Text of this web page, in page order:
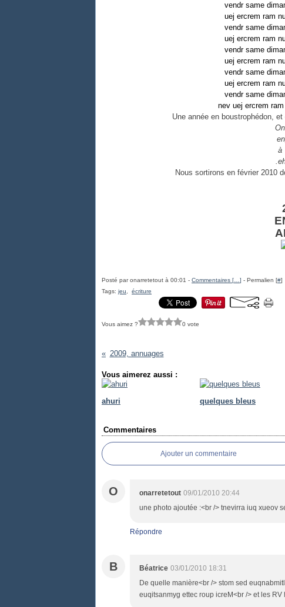
vendr same
uej ercrem ram
vendr same
uej ercrem ram
vendr same
uej ercrem ram
vendr same
uej ercrem ram
vendr same
nev uej ercrem
Une année en boustrophédon,
à
Nous sortirons en février 2010
Posté par onarretetout à 00:01 - Commentaires [ ] - Permalien [#]
Tags: jeu écriture
Vous aimez ? 0 vote
2009, annuages
Vous aimerez aussi :
ahuri quelques bleus
Commentaires
Ajouter un commentaire
O onarretetout 09/01/2010 20:44
une photo ajoutée :<br /> tnevirra iuq xueov
Répondre
B Béatrice 03/01/2010 18:31
De quelle manière<br /> stom sed
euqitsanmyg ettec roup icreM<br /> et les